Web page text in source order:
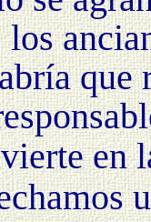
que
en